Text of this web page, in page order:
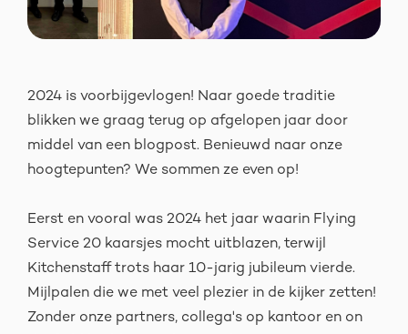
2024 is voorbijgevlogen! Naar goede traditie
blikken we graag terug op afgelopen jaar door
middel van een blogpost. Benieuwd naar onze
hoogtepunten? We sommen ze even op!
Eerst en vooral was 2024 het jaar waarin Flying
Service 20 kaarsjes mocht uitblazen, terwijl
Kitchenstaff trots haar 10-jarig jubileum vierde.
Mijlpalen die we met veel plezier in de kijker zetten!
Zonder onze partners, collega's op kantoor en on